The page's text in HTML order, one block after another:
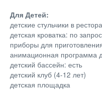
Для Детей:
детские стульчики в
детская кроватка: по
приборы для
анимационная программа
детский бассейн: есть
детский клуб (4-12 лет)
детская площадка